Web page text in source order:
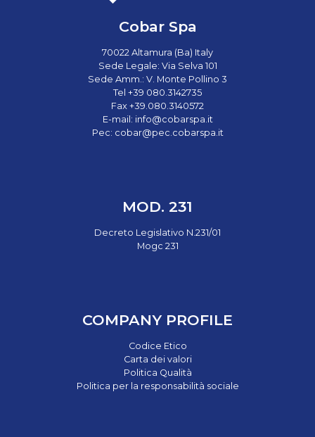
Cobar Spa
70022 Altamura (Ba) Italy
Sede Legale: Via Selva 101
Sede Amm.: V. Monte Pollino 3
Tel +39 080.3142735
Fax +39.080.3140572
E-mail: info@cobarspa.it
Pec: cobar@pec.cobarspa.it
MOD. 231
Decreto Legislativo N.231/01
Mogc 231
COMPANY PROFILE
Codice Etico
Carta dei valori
Politica Qualità
Politica per la responsabilità sociale